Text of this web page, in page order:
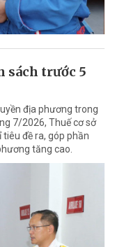
sách trước 5
địa phương trong
7/2026, Thuế cơ sở
đề ra, góp phần
tăng cao.